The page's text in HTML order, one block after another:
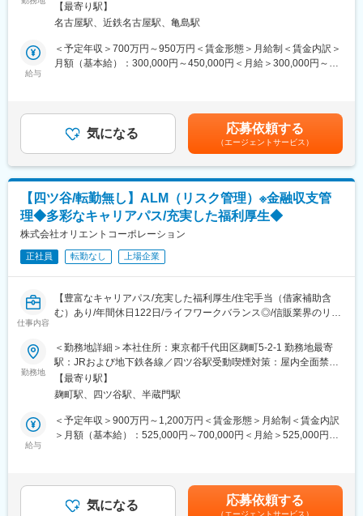
CDD、EDD、取引モニタリングなどの実務理解を活かしながら、
単なる運用担当ではなく、業務フロー、判断基準、教育、マニュ
◎法令対応とオペレーション改善をつなぐ経験
法令や規制の変化を理解するだけではなく、それを現場で運用で
既存体制では、AML領域の企画・改善が特定の役割に集中しやす
い状態があります。マネージャーと連携しながら論点整理と改善
推進を担い、組織の改善速度を引き上げることができます
変更の範囲：無
■業務内容
トヨタグループの金融分野を担う当社にて、約1,500万人の会員基
盤をもつクレジットカード事業の企画業務（商品企画・営業企
画）をご担当いただきます。
務（例：ポイント制度刷新、モビリティサービスを中心としたト
ヨタ経済圏の企画・他社との差別化）
・加盟店開拓の営業企画業務（例：営業戦略策定、加盟店の売上
■働き方
・フレックス／リモートワーク等を活用。ご自身のライフスタイ
ルに合わせた自由な働き方を推奨しています。
・月平均残業時間：16.3時間（2024年度実績）
変更の範囲：会社の定める業務
下鉄各線／名古屋駅受動喫煙対策：屋内全面禁煙変更の範囲：会
社の定める事業所（リモートワーク含む）
【最寄り駅】
名古屋駅、近鉄名古屋駅、亀島駅
給与
＜予定年収＞700万円～950万円＜賃金形態＞月給制＜賃金内訳＞
月額（基本給）：300,000円～450,000円＜月給＞300,000円～
能性があります。月給(月額)は固定手当を含めた表記です。
気になる 応募依頼する
（エージェントサービス）
【四ツ谷/転勤無し】ALM（リスク管理）※金融収支管
理◆多彩なキャリアパス/充実した福利厚生◆
株式会社オリエントコーポレーション
正社員 転勤なし 上場企業
仕事内容
【豊富なキャリアパス/充実した福利厚生/住宅手当（借家補助含
む）あり/年間休日122日/ライフワークバランス◎/信販業界のリー
■概要：
当社の財務部ALM室にて以下の業務を担当いただきます。次期中
期経営計画において取組むALMレベルアップに向け、業務量が増
大することが想定されており実務面含めて知見がある方の募集と
なります。
を有する人材が必要
■業務内容：
≪金融収支管理≫
・金融費用の管理／計画策定
勤務地
＜勤務地詳細＞本社住所：東京都千代田区麹町5-2-1 勤務地最寄
駅：JRおよび地下鉄各線／四ツ谷駅受動喫煙対策：屋内全面禁煙
変更の範囲：会社の定める事業所（リモートワーク含む）
【最寄り駅】
麹町駅、四ツ谷駅、半蔵門駅
給与
＜予定年収＞900万円～1,200万円＜賃金形態＞月給制＜賃金内訳
＞月額（基本給）：525,000円～700,000円＜月給＞525,000円～
社職階に準じた採用とさせていただく場合があります 職位：部
長代理 理論年収820万～920万円 ※残業代支給なし（管理監
気になる 応募依頼する
（エージェントサービス）